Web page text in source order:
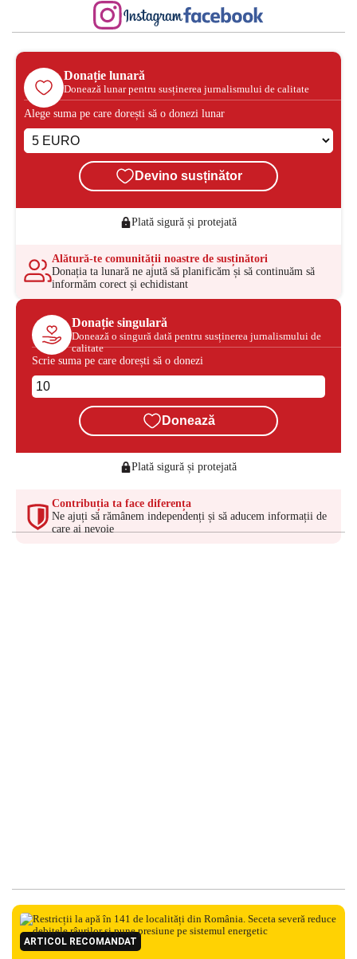
Donație lunară
Donează lunar pentru susținerea jurnalismului de calitate
Alege suma pe care dorești să o donezi lunar
Devino susținător
Plată sigură și protejată
Alătură-te comunității noastre de susținători
Donația ta lunară ne ajută să planificăm și să continuăm să
informăm corect și echidistant
Donație singulară
Donează o singură dată pentru susținerea jurnalismului de
calitate
Scrie suma pe care dorești să o donezi
Donează
Plată sigură și protejată
Contribuția ta face diferența
Ne ajuți să rămânem independenți și să aducem informații de
care ai nevoie
ARTICOL RECOMANDAT